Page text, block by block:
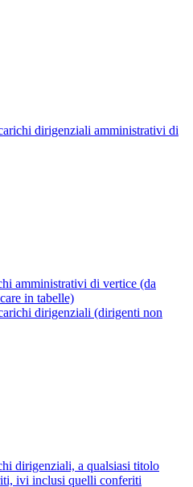
dirigenziali amministrativi di
amministrativi di vertice (da
in tabelle)
dirigenziali (dirigenti non
dirigenziali, a qualsiasi titolo
ivi inclusi quelli conferiti